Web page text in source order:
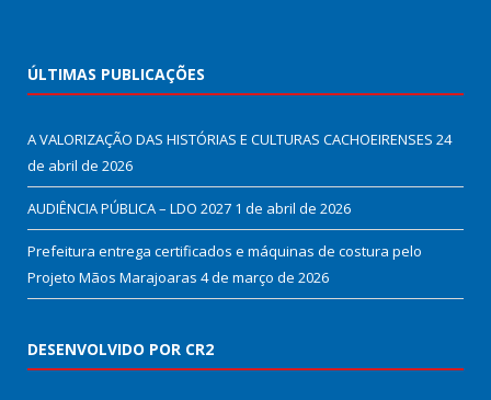
ÚLTIMAS PUBLICAÇÕES
A VALORIZAÇÃO DAS HISTÓRIAS E CULTURAS CACHOEIRENSES 24
de abril de 2026
AUDIÊNCIA PÚBLICA – LDO 2027 1 de abril de 2026
Prefeitura entrega certificados e máquinas de costura pelo
Projeto Mãos Marajoaras 4 de março de 2026
DESENVOLVIDO POR CR2